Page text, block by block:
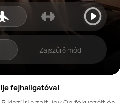
Zajszűrő mód
fejhallgatóval